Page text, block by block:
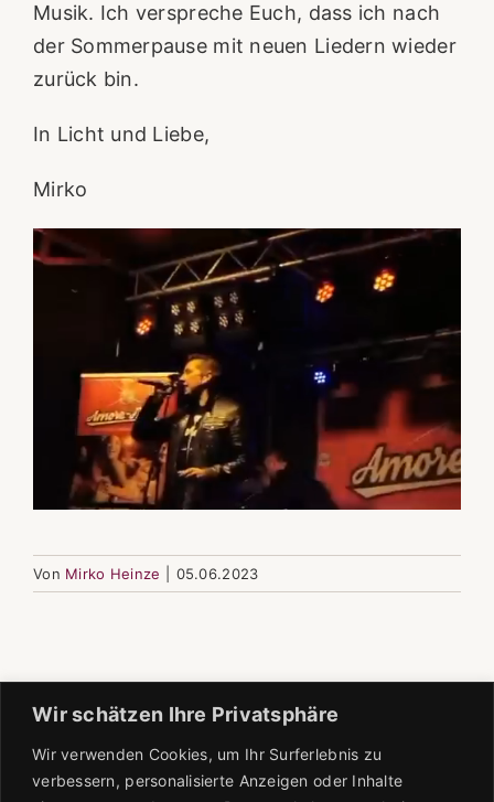
Wir schätzen Ihre Privatsphäre
Wir verwenden Cookies, um Ihr Surferlebnis zu
verbessern, personalisierte Anzeigen oder Inhalte
Musik. Ich verspreche Euch, dass ich nach
der Sommerpause mit neuen Liedern wieder
zurück bin.
In Licht und Liebe,
Mirko
Von Mirko Heinze 05.06.2023